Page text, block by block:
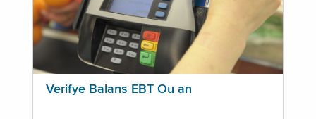
Verifye Balans EBT Ou an